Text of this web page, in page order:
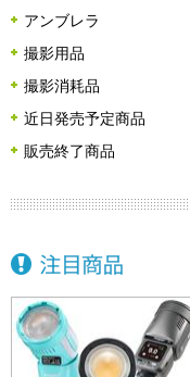
アンブレラ
撮影用品
撮影消耗品
近日発売予定商品
販売終了商品